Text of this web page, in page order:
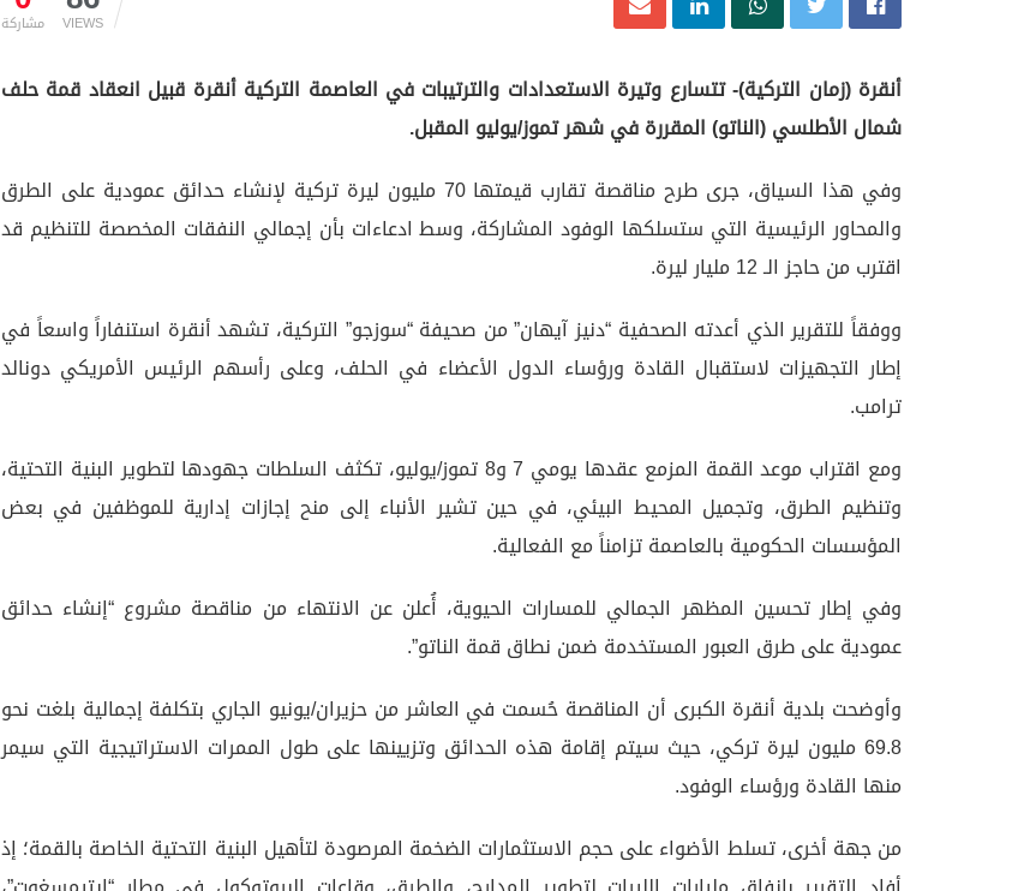
مشاركة VIEWS
أنقرة (زمان التركية)- تتسارع وتيرة الاستعدادات والترتيبات في العاصمة التركية أنقرة قبيل انعقاد قمة حلف
شمال الأطلسي (الناتو) المقررة في شهر تموز/يوليو المقبل.
وفي هذا السياق، جرى طرح مناقصة تقارب قيمتها 70 مليون ليرة تركية لإنشاء حدائق عمودية على الطرق
والمحاور الرئيسية التي ستسلكها الوفود المشاركة، وسط ادعاءات بأن إجمالي النفقات المخصصة للتنظيم قد
اقترب من حاجز الـ 12 مليار ليرة.
ووفقاً للتقرير الذي أعدته الصحفية “دنيز آيهان” من صحيفة “سوزجو” التركية، تشهد أنقرة استنفاراً واسعاً في
إطار التجهيزات لاستقبال القادة ورؤساء الدول الأعضاء في الحلف، وعلى رأسهم الرئيس الأمريكي دونالد
ترامب.
ومع اقتراب موعد القمة المزمع عقدها يومي 7 و8 تموز/يوليو، تكثف السلطات جهودها لتطوير البنية التحتية،
وتنظيم الطرق، وتجميل المحيط البيئي، في حين تشير الأنباء إلى منح إجازات إدارية للموظفين في بعض
المؤسسات الحكومية بالعاصمة تزامناً مع الفعالية.
وفي إطار تحسين المظهر الجمالي للمسارات الحيوية، أُعلن عن الانتهاء من مناقصة مشروع “إنشاء حدائق
عمودية على طرق العبور المستخدمة ضمن نطاق قمة الناتو”.
وأوضحت بلدية أنقرة الكبرى أن المناقصة حُسمت في العاشر من حزيران/يونيو الجاري بتكلفة إجمالية بلغت نحو
69.8 مليون ليرة تركي، حيث سيتم إقامة هذه الحدائق وتزيينها على طول الممرات الاستراتيجية التي سيمر
منها القادة ورؤساء الوفود.
من جهة أخرى، تسلط الأضواء على حجم الاستثمارات الضخمة المرصودة لتأهيل البنية التحتية الخاصة بالقمة؛ إذ